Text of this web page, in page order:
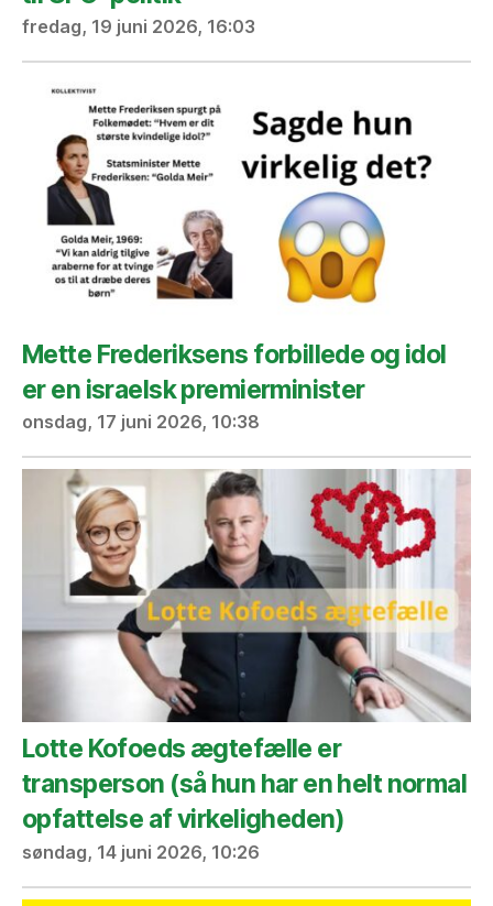
fredag, 19 juni 2026, 16:03
Mette Frederiksens forbillede og idol
er en israelsk premierminister
onsdag, 17 juni 2026, 10:38
Lotte Kofoeds ægtefælle er
transperson (så hun har en helt normal
opfattelse af virkeligheden)
søndag, 14 juni 2026, 10:26